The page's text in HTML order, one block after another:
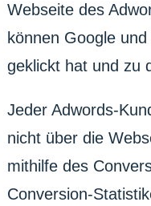
Webseite des
können Google
geklickt hat und zu
Jeder Adwords-
nicht über die
mithilfe des
Conversion-